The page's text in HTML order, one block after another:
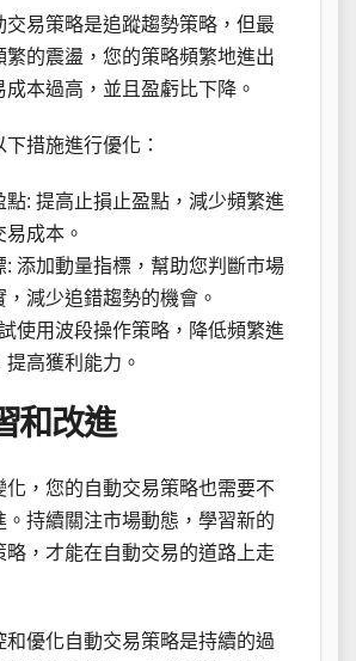
交易策略是追蹤趨勢策略，但最
繁的震盪，您的策略頻繁地進出
本過高，並且盈虧比下降。
措施進行優化：
點: 提高止損止盈點，減少頻繁進
成本。
: 添加動量指標，幫助您判斷市場
減少追錯趨勢的機會。
使用波段操作策略，降低頻繁進
高獲利能力。
和改進
化，您的自動交易策略也需要不
。持續關注市場動態，學習新的
略，才能在自動交易的道路上走
和優化自動交易策略是持續的過